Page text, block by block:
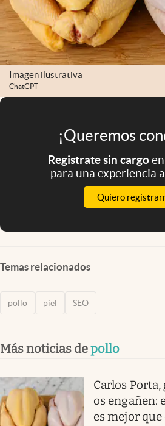
El Cronista Studio
Mediakit
abre en nueva pestaña
Argentina
Imagen ilustrativa
ChatGPT
¡Queremos
Registrate sin cargo
para una experiencia
Quiero
Temas relacionados
pollo piel SEO
Más noticias depollo
Carlos Porta,
os engañen:
es mejor que